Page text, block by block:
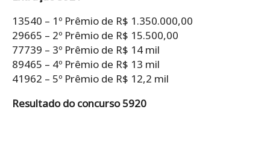
13540 – 1º Prêmio de R$ 1.350.000,00
29665 – 2º Prêmio de R$ 15.500,00
77739 – 3º Prêmio de R$ 14 mil
89465 – 4º Prêmio de R$ 13 mil
41962 – 5º Prêmio de R$ 12,2 mil
Resultado do concurso 5920